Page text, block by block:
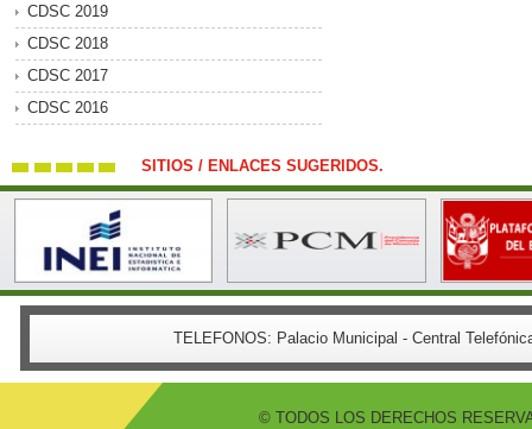
CDSC 2019
CDSC 2018
CDSC 2017
CDSC 2016
SITIOS / ENLACES SUGERIDOS.
TELEFONOS: Palacio Municipal - Central
© TODOS LOS DERECHOS